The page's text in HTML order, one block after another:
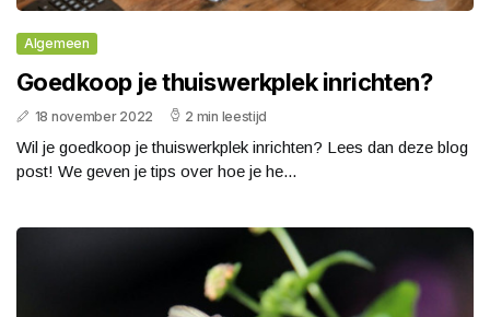
Algemeen
Goedkoop je thuiswerkplek inrichten?
18 november 2022 2 min leestijd
Wil je goedkoop je thuiswerkplek inrichten? Lees dan deze blog
post! We geven je tips over hoe je he...